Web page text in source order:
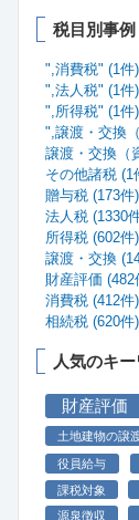
税目別事例
",消費税" (1件)
",法人税" (1件)
",所得税" (1件)
",譲渡・交換
譲渡・交換（
その他諸税 (1
贈与税 (173件)
法人税 (1330
所得税 (602件)
譲渡・交換
財産評価 (482
消費税 (412件)
相続税 (620件)
人気のキ
財産評価
土地建物の譲
役員給与
課税対象
源泉徴収